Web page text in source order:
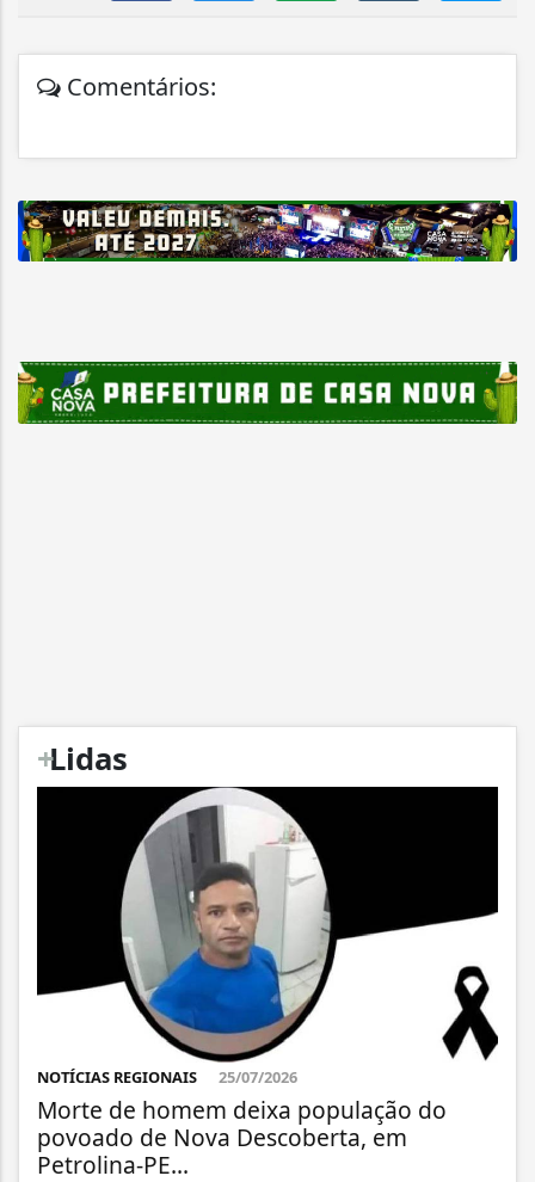
Comentários:
+
Lidas
NOTÍCIAS REGIONAIS 25/07/2026
Morte de homem deixa população do
povoado de Nova Descoberta, em
Petrolina-PE...